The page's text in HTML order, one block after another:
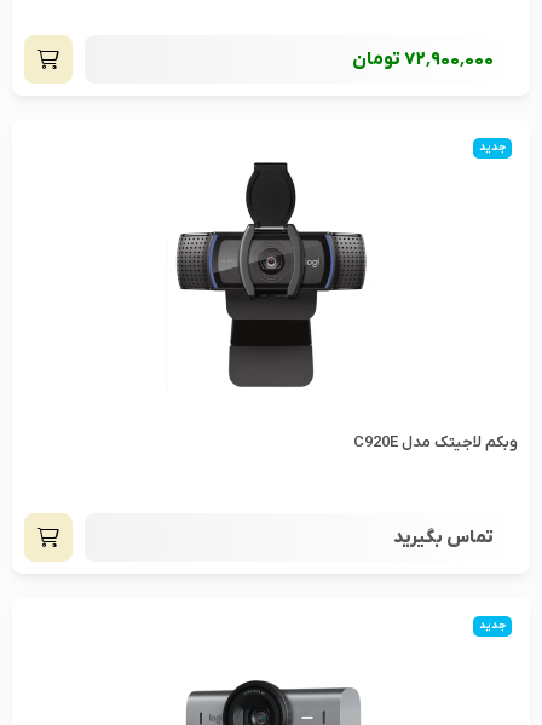
72٬900٬000تومان
جدید
وبکم لاجیتک مدل C920E
تماس بگیرید
جدید